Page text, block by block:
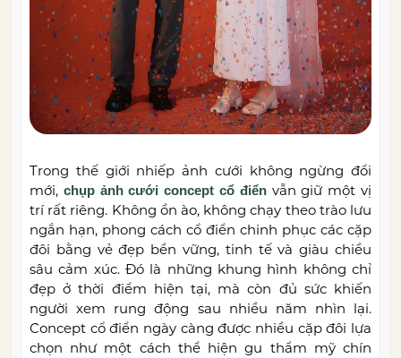
Trong thế giới nhiếp ảnh cưới không ngừng đổi
mới, chụp ảnh cưới concept cổ điểnvẫn giữ một vị
trí rất riêng. Không ồn ào, không chạy theo trào lưu
ngắn hạn, phong cách cổ điển chinh phục các cặp
đôi bằng vẻ đẹp bền vững, tinh tế và giàu chiều
sâu cảm xúc. Đó là những khung hình không chỉ
đẹp ở thời điểm hiện tại, mà còn đủ sức khiến
người xem rung động sau nhiều năm nhìn lại.
Concept cổ điển ngày càng được nhiều cặp đôi lựa
chọn như một cách thể hiện gu thẩm mỹ chín